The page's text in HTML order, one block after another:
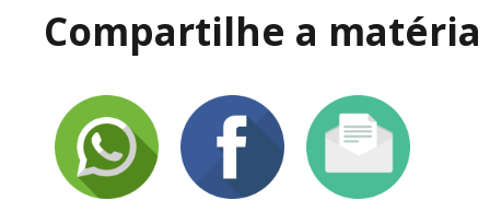
Compartilhe a